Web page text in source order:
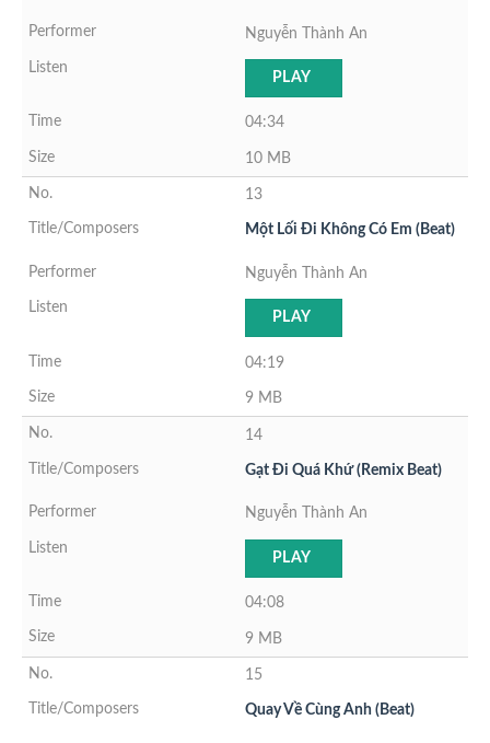
Nguyễn Thành An
PLAY
04:34
10 MB
13
Một Lối Đi Không Có Em (Beat)
Nguyễn Thành An
PLAY
04:19
9 MB
14
Gạt Đi Quá Khứ (Remix Beat)
Nguyễn Thành An
PLAY
04:08
9 MB
15
Quay Về Cùng Anh (Beat)